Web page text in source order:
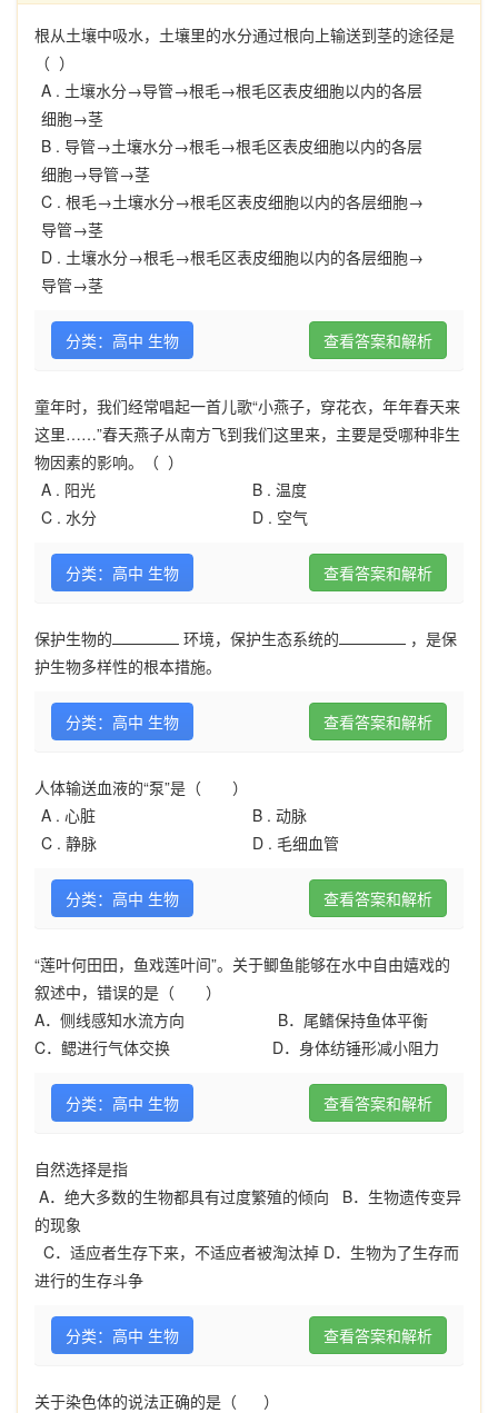
根从土壤中吸水，土壤里的水分通过根向上输送到茎的途径是
（ ）
A . 土壤水分→导管→根毛→根毛区表皮细胞以内的各层
细胞→茎
B . 导管→土壤水分→根毛→根毛区表皮细胞以内的各层
细胞→导管→茎
C . 根毛→土壤水分→根毛区表皮细胞以内的各层细胞→
导管→茎
D . 土壤水分→根毛→根毛区表皮细胞以内的各层细胞→
导管→茎
分类：高中 生物 查看答案和解析
童年时，我们经常唱起一首儿歌“小燕子，穿花衣，年年春天来
这里……”春天燕子从南方飞到我们这里来，主要是受哪种非生
物因素的影响。（ ）
A . 阳光 B . 温度
C . 水分 D . 空气
分类：高中 生物 查看答案和解析
保护生物的 环境，保护生态系统的
，是保
护生物多样性的根本措施。
分类：高中 生物 查看答案和解析
人体输送血液的“泵”是（ ）
A . 心脏 B . 动脉
C . 静脉 D . 毛细血管
分类：高中 生物 查看答案和解析
“莲叶何田田，鱼戏莲叶间”。关于鲫鱼能够在水中自由嬉戏的
叙述中，错误的是（ ）
A．侧线感知水流方向 B．尾鳍保持鱼体平衡
C．鳃进行气体交换 D．身体纺锤形减小阻力
分类：高中 生物 查看答案和解析
自然选择是指
A．绝大多数的生物都具有过度繁殖的倾向 B．生物遗传变异
的现象
C．适应者生存下来，不适应者被淘汰掉 D．生物为了生存而
进行的生存斗争
分类：高中 生物 查看答案和解析
关于染色体的说法正确的是（
）